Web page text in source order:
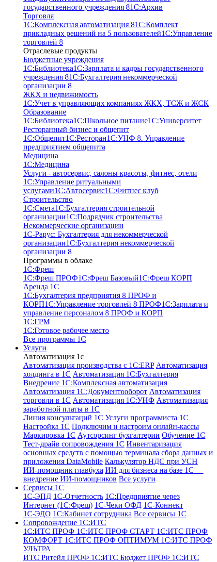
государственного учреждения 81С:Архив
Торговля
1С:Комплексная автоматизация 81С:Комплект
прикладных решений на 5 пользователей1С:Управление
торговлей 8
Отраслевые продукты
Бюджетные учреждения
1С:Библиотека1С:Зарплата и кадры государственного
учреждения 81С:Бухгалтерия некоммерческой
организации 8
ЖКХ и недвижимость
1С:Учет в управляющих компаниях ЖКХ, ТСЖ и ЖСК
Образование
1С:Библиотека1С:Школьное питание1С:Университет
Ресторанный бизнес и общепит
1С:Общепит1С:Ресторан1С:УНФ 8. Управление
предприятием общепита
Медицина
1С:Медицина
Услуги - автосервис, cалоны красоты, фитнес, отели
1С:Управление ритуальными
услугами1С:Автосервис1С:Фитнес клуб
Строительство
1С:Смета1С:Бухгалтерия строительной
организации1С:Подрядчик строительства
Некоммерческие организации
1С-Рарус: Бухгалтерия для некоммерческой
организации1С:Бухгалтерия некоммерческой
организации 8
Программы в облаке
1C:Фреш
1C:Фреш ПРОФ1C:Фреш Базовый1C:Фреш КОРП
Аренда 1С
1С:Бухгалтерия предприятия 8 ПРОФ и
КОРП1С:Управление торговлей 8 ПРОФ1С:Зарплата и
управление персоналом 8 ПРОФ и КОРП
1С:ГРМ
1С:Готовое рабочее место
Все программы 1С
Услуги
Автоматизация 1с
Автоматизация производства с 1C:ERP Автоматизация
холдинга в 1С Автоматизация 1С:Бухгалтерия
Внедрение 1С:Комплексная автоматизация
Автоматизация 1С:Документооборот Автоматизация
торговли в 1С Автоматизация 1С:УНФ Автоматизация
заработной платы в 1С
Линия консультаций 1С Услуги программиста 1С
Настройка 1С Подключим и настроим онлайн-кассы
Маркировка 1С Аутсорсинг бухгалтерии Обучение 1С
Тест-драйв сопровождения 1С Инвентаризация
основных средств с помощью терминала сбора данных и
приложения DataMobile Калькулятор НДС при УСН
ИИ-помощник главбуха ИИ для бизнеса на базе 1С —
внедрение ИИ-помощников Все услуги
Сервисы 1С
1С-ЭПД 1C-Отчетность 1С:Предприятие через
Интернет (1С:Фреш) 1С-Чеки ОФД 1С‑Коннект
1С-ЭДО 1С:Кабинет сотрудника Все сервисы 1С
Сопровождение 1С:ИТС
1С:ИТС ПРОФ 1С:ИТС ПРОФ СТАРТ 1С:ИТС ПРОФ
КОМФОРТ 1С:ИТС ПРОФ ОПТИМУМ 1С:ИТС ПРОФ
УЛЬТРА
ИТС Ритейл ПРОФ 1С:ИТС Бюджет ПРОФ 1С:ИТС